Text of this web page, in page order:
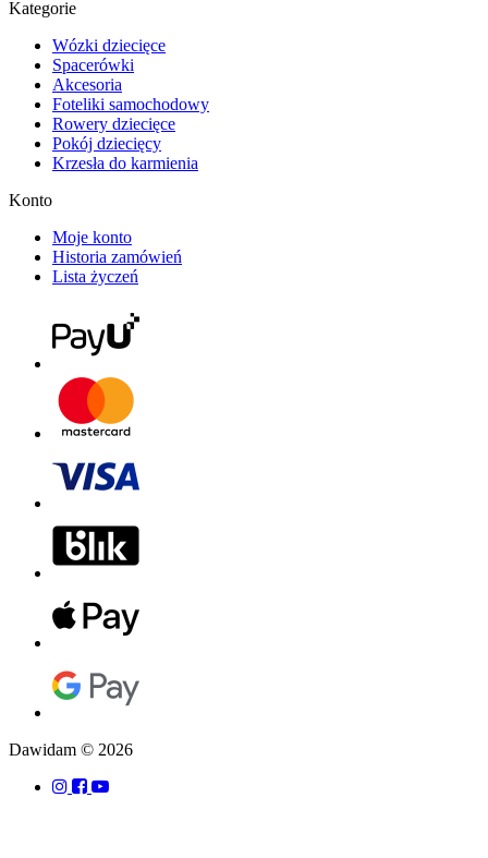
Kategorie
Wózki dziecięce
Spacerówki
Akcesoria
Foteliki samochodowy
Rowery dziecięce
Pokój dziecięcy
Krzesła do karmienia
Konto
Moje konto
Historia zamówień
Lista życzeń
Dawidam © 2026